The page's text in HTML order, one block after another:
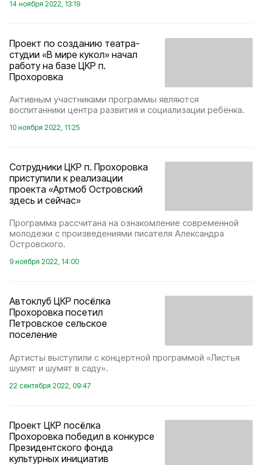
14 ноября 2022, 13:19
Проект по созданию театра-
студии «В мире кукол» начал
работу на базе ЦКР п.
Прохоровка
Активным участниками программы являются
воспитанники центра развития и социализации ребёнка.
10 ноября 2022, 11:25
Сотрудники ЦКР п. Прохоровка
приступили к реализации
проекта «Артмоб Островский
здесь и сейчас»
Программа рассчитана на ознакомление современной
молодежи с произведениями писателя Александра
Островского.
9 ноября 2022, 14:00
Автоклуб ЦКР посёлка
Прохоровка посетил
Петровское сельское
поселение
Артисты выступили с концертной программой «Листья
шумят и шумят в саду».
22 сентября 2022, 09:47
Проект ЦКР посёлка
Прохоровка победил в конкурсе
Президентского фонда
культурных инициатив